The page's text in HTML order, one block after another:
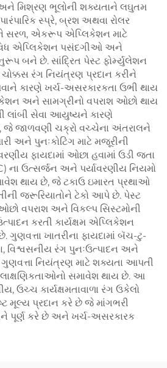
મિશ્રણ ભૂલોની શક્યતાને લઘુતમ
સ્પ્રે, બ્રશ અથવા રોલર
સરળ, એકરૂપ એપ્લિકેશન માટે
એપ્લિકેશન પસંદગીઓ અને
બને છે. સાંદ્રિત પેસ્ટ ફોર્મ્યુલેશન
રંગ નિયંત્રણ પ્રદાન કરીને
કારણે ખર્ચ-અસરકારકતા ઉભી થાય
અને સામગ્રીનો વપરાશ ઓછો થાય
લાંબી સેવા આયુષ્યને કારણે
જે જાળવણી ચક્રો વચ્ચેના અંતરાલને
અને પુનઃકોટિંગ માટે મજૂરીની
ફાયદામાં ઓછા હવામાં ઉડી જતા
ના ઉત્સર્જન અને પર્યાવરણીય નિયમો
થાય છે, જે ટકાઉ ઇમારત પ્રથાઓ
જરૂરિયાતોને ટેકો આપે છે. પેસ્ટ
વપરાશ અને વિકલ્પ સિસ્ટમોની
કરતી કાર્યક્ષમ એપ્લિકેશન
ખાતરીના ફાયદામાં બૅચ-ટુ-
વિશ્વસનીય રંગ પુનઃઉત્પાદન અને
નિયંત્રણ માટે શક્યતા આપતી
સમાવેશ થાય છે. આ
ઉચ્ચ કાર્યક્ષમતાવાળા રંગ ઉકેલો
મૂલ્ય પ્રદાન કરે છે જે માંગભરી
પૂર્ણ કરે છે અને ખર્ચ-અસરકારક